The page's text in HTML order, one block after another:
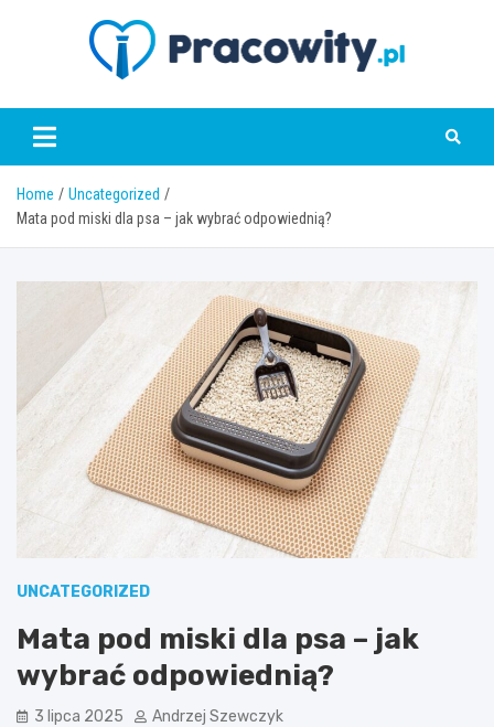
pracowity.pl
Home
Uncategorized
Mata pod miski dla psa – jak wybrać odpowiednią?
UNCATEGORIZED
Mata pod miski dla psa – jak
wybrać odpowiednią?
3 lipca 2025 Andrzej Szewczyk